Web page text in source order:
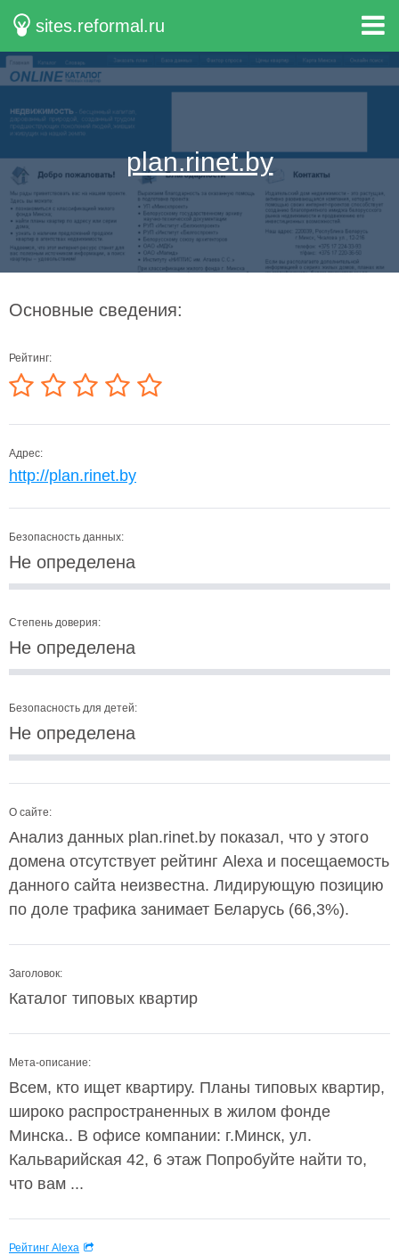
sites.reformal.ru
plan.rinet.by
Основные сведения:
Рейтинг:
Адрес:
http://plan.rinet.by
Безопасность данных:
Не определена
Степень доверия:
Не определена
Безопасность для детей:
Не определена
О сайте:
Анализ данных plan.rinet.by показал, что у этого
домена отсутствует рейтинг Alexa и посещаемость
данного сайта неизвестна. Лидирующую позицию
по доле трафика занимает Беларусь (66,3%).
Заголовок:
Каталог типовых квартир
Мета-описание:
Всем, кто ищет квартиру. Планы типовых квартир,
широко распространенных в жилом фонде
Минска.. В офисе компании: г.Минск, ул.
Кальварийская 42, 6 этаж Попробуйте найти то,
что вам ...
Рейтинг Alexa